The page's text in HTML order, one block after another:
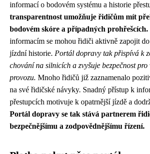
informací o bodovém systému a historie
transparentnost umožňuje řidičům mít
bodovém skóre a případných prohřešcích.
informacím se mohou řidiči aktivně zapojit
jízdní historie. Portál dopravy tak přispívá k
chování na silnicích a zvyšuje bezpečnost pro
provozu. Mnoho řidičů již zaznamenalo
na své řidičské návyky. Snadný přístup k
přestupcích motivuje k opatrnější jízdě a
Portál dopravy se tak stává partnerem
bezpečnějšímu a zodpovědnějšímu řízení.